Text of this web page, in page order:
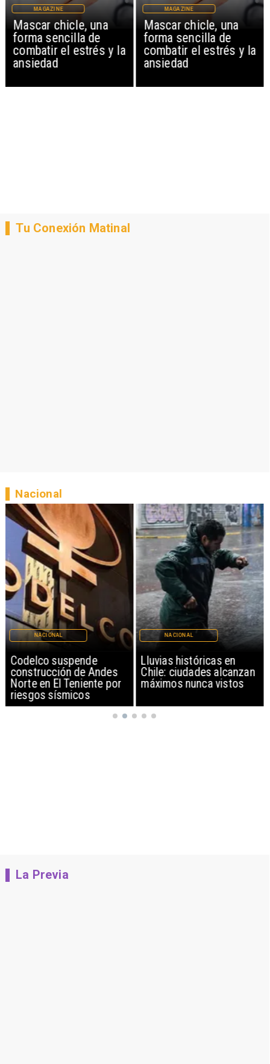
Mascar chicle, una
forma sencilla de
combatir el estrés y la
ansiedad
MAGAZINE
Mascar chicle, una
forma sencilla de
combatir el estrés y la
ansiedad
MAGAZINE
Tu Conexión Matinal
Codelco suspende
construcción de Andes
Norte en El Teniente por
riesgos sísmicos
NACIONAL
Lluvias históricas en
Chile: ciudades alcanzan
máximos nunca vistos
NACIONAL
Nacional
La Previa